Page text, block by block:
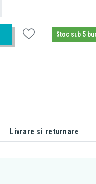
Stoc sub 5
Livrare si returnare